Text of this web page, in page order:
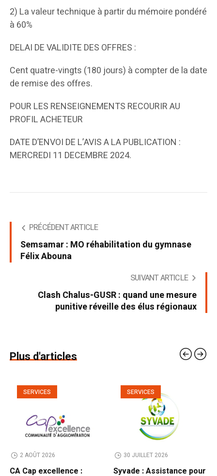
2) La valeur technique à partir du mémoire pondéré
à 60%
DELAI DE VALIDITE DES OFFRES :
Cent quatre-vingts (180 jours) à compter de la date
de remise des offres.
POUR LES RENSEIGNEMENTS RECOURIR AU
PROFIL ACHETEUR
DATE D’ENVOI DE L’AVIS A LA PUBLICATION :
MERCREDI 11 DECEMBRE 2024.
PRÉCÉDENT ARTICLE
Semsamar : MO réhabilitation du gymnase
Félix Abouna
SUIVANT ARTICLE
Clash Chalus-GUSR : quand une mesure
punitive réveille des élus régionaux
Plus d'articles
SERVICES
2 AOÛT 2026
CA Cap excellence :
SERVICES
30 JUILLET 2026
Syvade : Assistance pour